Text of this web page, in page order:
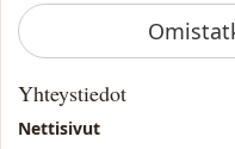
Yhteystiedot
Nettisivut